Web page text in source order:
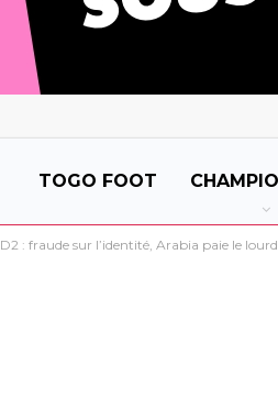
TOGO FOOT
D2 : fraude sur l’identité, Arabia paie le